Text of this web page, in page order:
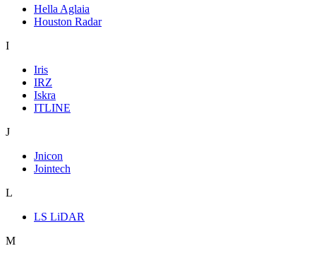
Hella Aglaia
Houston Radar
I
Iris
IRZ
Iskra
ITLINE
J
Jnicon
Jointech
L
LS LiDAR
M